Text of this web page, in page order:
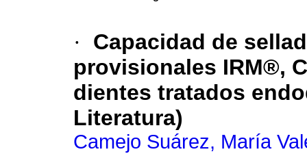
·
Capacidad de
provisionales IRM®,
dientes tratados
Literatura)
Camejo Suárez, María